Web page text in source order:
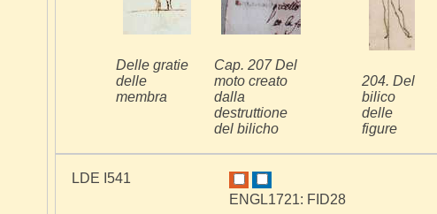
Delle gratie
delle
membra
Cap. 207 Del
moto creato
dalla
destruttione
del bilicho
204. Del
bilico
delle
figure
LDE I541
ENGL1721: FID28